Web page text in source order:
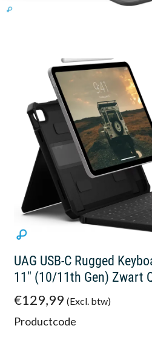
UAG USB-C Rugged
11" (10/11th Gen) Zwart
€129,99 (Excl. btw)
Productcode